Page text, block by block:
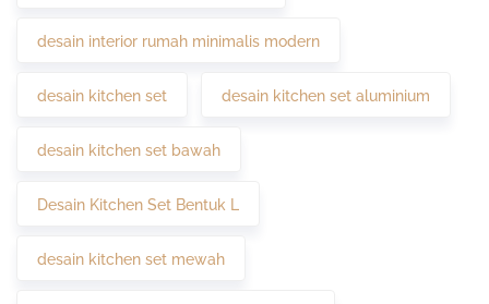
desain interior rumah minimalis modern
desain kitchen set desain kitchen set aluminium
desain kitchen set bawah
Desain Kitchen Set Bentuk L
desain kitchen set mewah